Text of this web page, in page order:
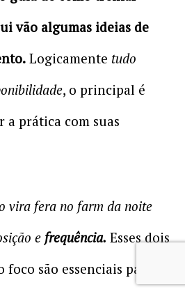
vão algumas ideias de
Logicamente tudo
, o principal é
prática com suas
vira fera no farm da noite
e frequência. Esses dois
são essenciais para